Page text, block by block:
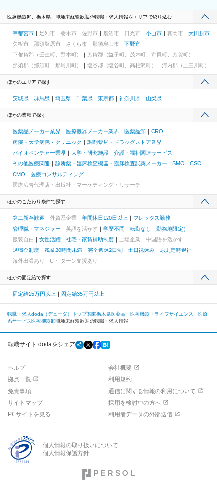
医療機器卸、栃木県、職種未経験歓迎の転職・求人情報をエリアで絞り込む
宇都宮市 足利市 栃木市 佐野市 鹿沼市 日光市 小山市 真岡市
大田原市
矢板市
那須塩原市 さくら市 那須烏山市
下野市
下都賀郡（壬生町、野木町）
芳賀郡（益子町、茂木町、市貝町、芳賀町）
那須郡（那須町、那珂川町）
塩谷郡（塩谷町、高根沢町） 河内郡（上三川町）
ほかのエリアで探す
茨城県 群馬県 埼玉県 千葉県 東京都 神奈川県 山梨県
ほかの業種で探す
医薬品メーカー業界 医療機器メーカー業界 医薬品卸
CRO
病院・大学病院・クリニック
調剤薬局・ドラッグストア業界
バイオベンチャー業界
大学・研究施設
介護・福祉関連サービス
その他医療関連
診断薬・臨床検査機器・臨床検査試薬メーカー SMO
CSO
CMO
医療コンサルティング
医療広告代理店・出版社・マーケティング・リサーチ
ほかのこだわり条件で探す
第二新卒歓迎 外資系企業 年間休日120日以上
フレックス勤務
管理職・マネジャー
英語を活かす 学歴不問
転勤なし（勤務地限定）
服装自由
女性活躍 社宅・家賃補助制度 上場企業
中国語を活かす
退職金制度
残業20時間未満 完全週休2日制 土日祝休み
原則定時退社
海外出張あり
U・Iターン支援あり
ほかの固定給で探す
固定給25万円以上 固定給35万円以上
転職・求人doda（デューダ）トップ関東栃木県医薬品・医療機器・ライフサイエンス・医療
系サービス 医療機器卸職種未経験歓迎の転職・求人情報
転職サイト dodaをシェア
ヘルプ
会社概要
拠点一覧
利用規約
免責事項
通信に関する情報の利用について
サイトマップ
採用を検討中の方へ
PCサイトを見る
利用者データの外部送信
個人情報の取り扱いについて
個人情報保護方針